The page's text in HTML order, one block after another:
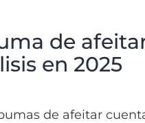
de
en 2025
de afeitar